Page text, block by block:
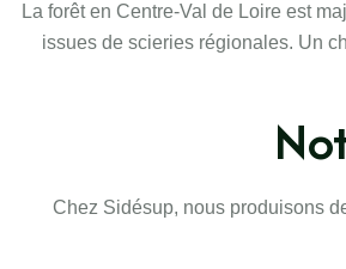
La forêt en Centre-Val de Loire est
issues de scieries régionales. Un
Chez Sidésup, nous produisons